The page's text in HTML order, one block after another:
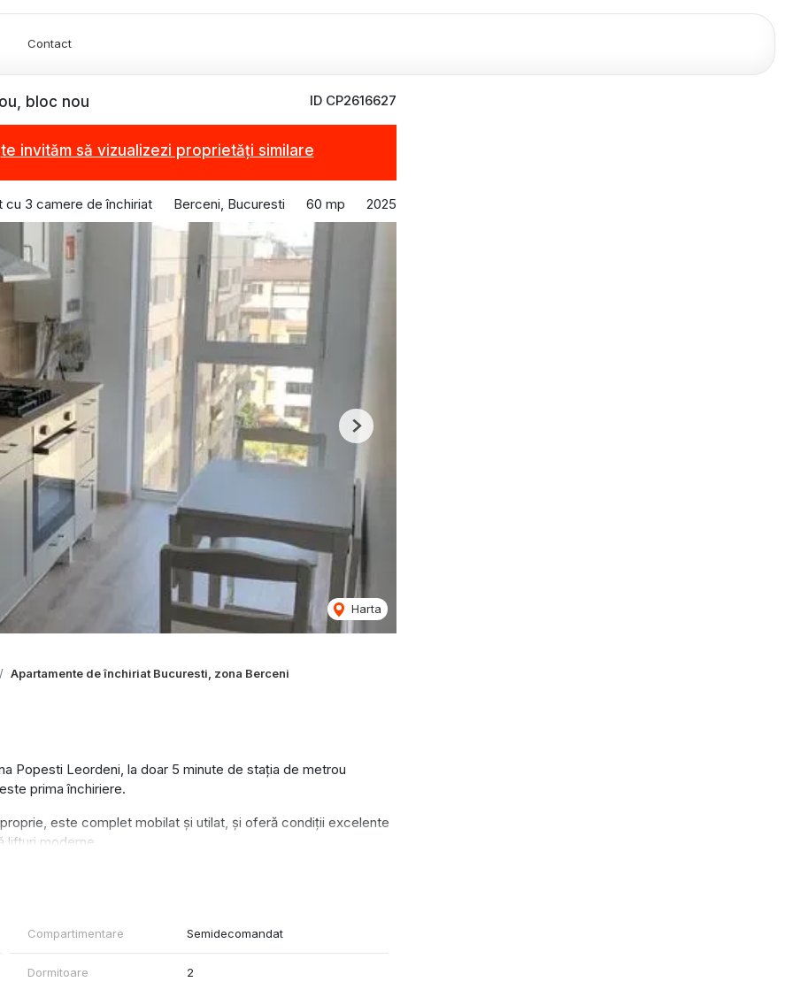
Contact
ID CP2616627
bloc nou
te invităm să vizualizezi proprietăți similare
cu 3 camere de închiriat Berceni, Bucuresti 60 mp 2025
Harta
Next
Apartamente de închiriat Bucuresti, zona Berceni
Popesti Leordeni, la doar 5 minute de stația de metrou
prima închiriere.
este complet mobilat și utilat, și oferă condiții excelente
moderne.
pentru cupluri, familii sau profesioniști care doresc acces rapid
Compartimentare Semidecomandat
Dormitoare 2